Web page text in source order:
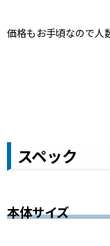
価格もお手頃なので人
スペック
本体サイズ